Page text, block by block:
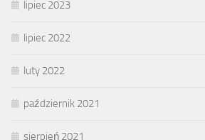
lipiec 2023
lipiec 2022
luty 2022
październik 2021
sierpień 2021